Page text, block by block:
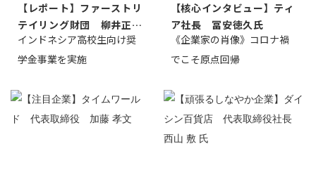
【レポート】ファーストリ
テイリング財団 柳井正
理事長
インドネシア高校生向け奨
学金事業を実施
【核心インタビュー】ティ
ア社長 冨安徳久氏
《企業家の肖像》コロナ禍
でこそ原点回帰